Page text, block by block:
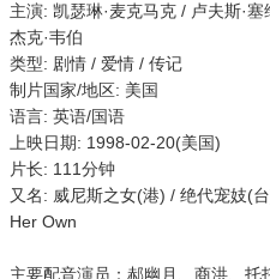
主演: 凯瑟琳·麦克马克 / 卢夫斯·
杰克·韦伯
类型: 剧情 / 爱情 / 传记
制片国家/地区: 美国
语言: 英语/国语
上映日期: 1998-02-20(美国)
片长: 111分钟
又名: 威尼斯之女(港) / 绝代宠妓(
Her Own
主要配音演员：郝幽月、商洪、